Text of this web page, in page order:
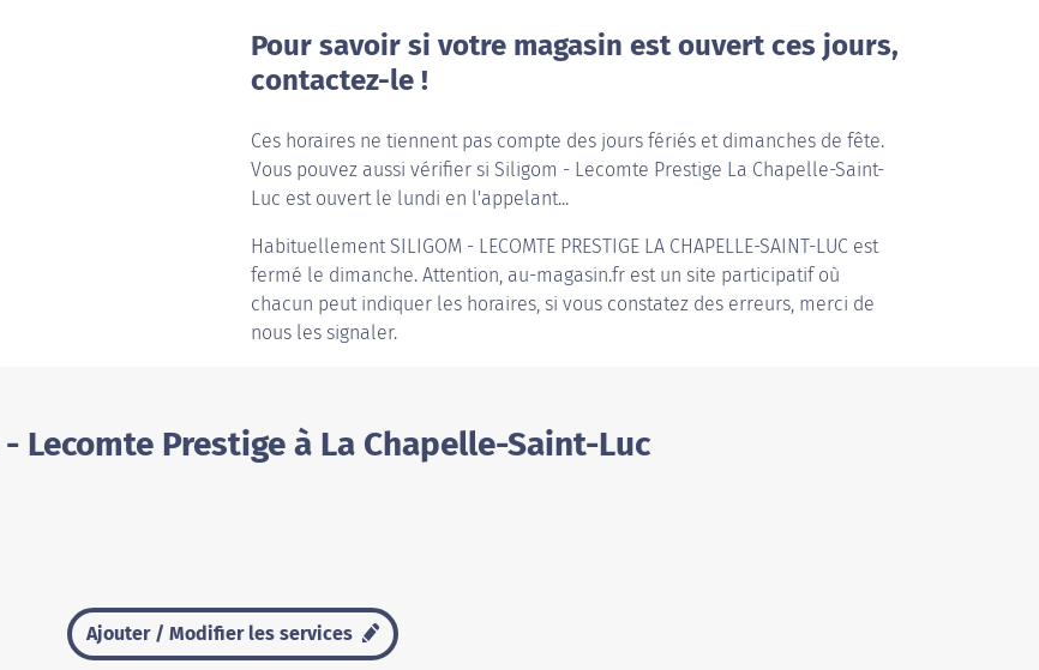
Pour savoir si votre magasin est ouvert ces jours,
contactez-le !
Ces horaires ne tiennent pas compte des jours fériés et dimanches de fête.
Vous pouvez aussi vérifier si Siligom - Lecomte Prestige La Chapelle-Saint-
Luc est ouvert le lundi en l'appelant...
HabituellementSILIGOM - LECOMTE PRESTIGE LA CHAPELLE-SAINT-LUC est
fermé le dimanche. Attention, au-magasin.fr est un site participatif où
chacun peut indiquer les horaires, si vous constatez des erreurs, merci de
nous les signaler.
Lecomte Prestige à La Chapelle-Saint-Luc
Ajouter / Modifier les services